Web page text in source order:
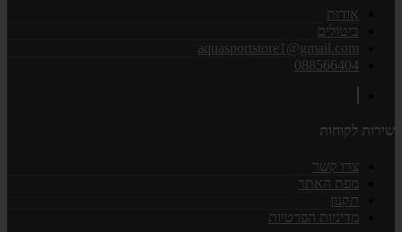
אודות
ביטולים
aquasportstore1@gmail.com
088566404
שירות לקוחות
צרו קשר
מפת האתר
תקנון
מדיניות הפרטיות